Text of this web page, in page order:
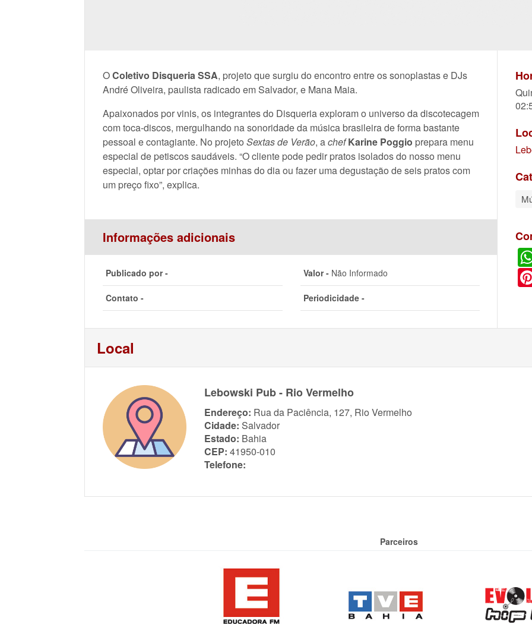
OColetivo Disqueria SSA, projeto que surgiu do encontro entre os sonoplastas e DJs
André Oliveira, paulista radicado em Salvador, e Mana Maia.
Apaixonados por vinis, os integrantes do Disqueria exploram o universo da discotecagem
com toca-discos, mergulhando na sonoridade da música brasileira de forma bastante
pessoal e contagiante. No projeto Sextas de Verão, achef Karine Poggio prepara menu
especial de petiscos saudáveis. “O cliente pode pedir pratos isolados do nosso menu
especial, optar por criações minhas do dia ou fazer uma degustação de seis pratos com
um preço fixo”, explica.
Informações adicionais
Publicado por - Valor -Não Informado
Contato - Periodicidade -
Local
Lebowski Pub - Rio Vermelho
Endereço: Rua da Paciência, 127, Rio Vermelho
Cidade: Salvador
Estado: Bahia
CEP: 41950-010
Telefone:
Parceiros